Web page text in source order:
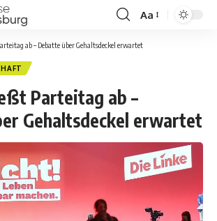
Aa
ab – Debatte über Gehaltsdeckel erwartet
Parteitag ab –
Gehaltsdeckel erwartet